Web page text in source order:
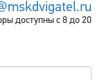
доступны с 8 до 20